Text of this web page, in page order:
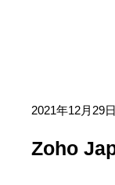
2021年12月29日
Zoho